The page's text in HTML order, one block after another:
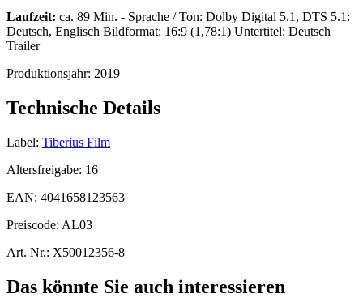
Laufzeit: ca. 89 Min. - Sprache / Ton: Dolby Digital 5.1, DTS 5.1:
Deutsch, Englisch Bildformat: 16:9 (1,78:1) Untertitel: Deutsch
Trailer
Produktionsjahr: 2019
Technische Details
Label: Tiberius Film
Altersfreigabe: 16
EAN: 4041658123563
Preiscode: AL03
Art. Nr.: X50012356-8
Das könnte Sie auch interessieren